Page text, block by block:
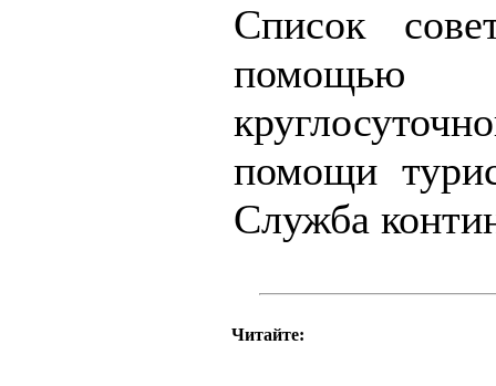
Список
помощью
помощи
Служба
Читайте: